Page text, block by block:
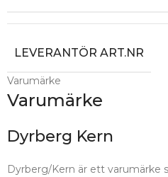
LEVERANTÖR ART.NR
Varumärke
Varumärke
Dyrberg Kern
Dyrberg/Kern är ett varumärke